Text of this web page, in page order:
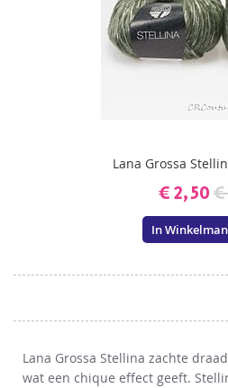
Lana Grossa
€ 2,50€
In
Lana Grossa Stellina zachte
wat een chique effect geeft.